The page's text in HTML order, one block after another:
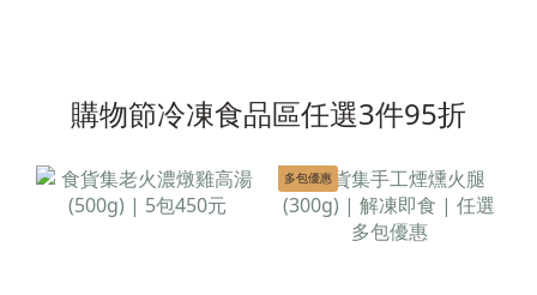
購物節冷凍食品區任選3件95折
多包優惠